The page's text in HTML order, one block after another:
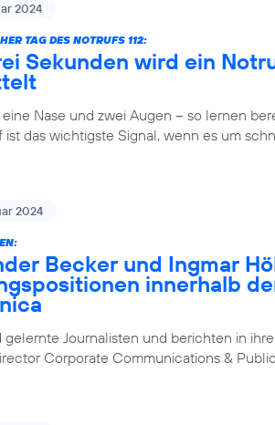
2024
TAG DES NOTRUFS 112:
Sekunden wird ein
Nase und zwei Augen – so lernen
ist das wichtigste Signal, wenn es um
2024
Becker und Ingmar
innerhalb
gelernte Journalisten und berichten in
Corporate Communications &